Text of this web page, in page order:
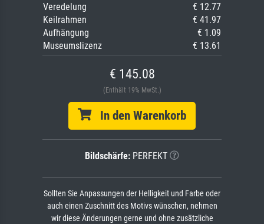
Veredelung
€ 12.77
Keilrahmen
€ 41.97
Aufhängung
€ 1.09
Museumslizenz
€ 13.61
€ 145.08
(Enthält 19% MwSt.)
In den Warenkorb
Bildschärfe: PERFEKT
Sollten Sie Anpassungen der Helligkeit und Farbe oder
auch einen Zuschnitt des Motivs wünschen, nehmen
wir diese Änderungen gerne und ohne zusätzliche